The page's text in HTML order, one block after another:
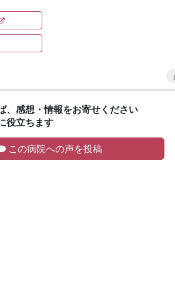
、感想・情報をお寄せください
役立ちます
この病院への声を投稿